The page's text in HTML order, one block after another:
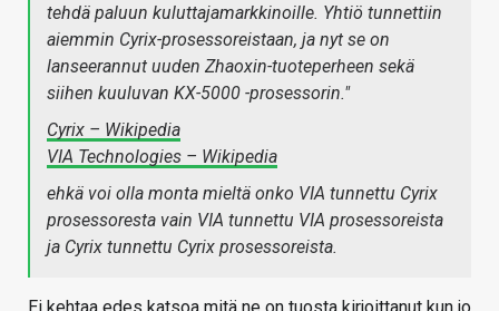
tehdä paluun kuluttajamarkkinoille. Yhtiö tunnettiin
aiemmin Cyrix-prosessoreistaan, ja nyt se on
lanseerannut uuden Zhaoxin-tuoteperheen sekä
siihen kuuluvan KX-5000 -prosessorin."
Cyrix – Wikipedia
VIA Technologies – Wikipedia
ehkä voi olla monta mieltä onko VIA tunnettu Cyrix
prosessoresta vain VIA tunnettu VIA prosessoreista
ja Cyrix tunnettu Cyrix prosessoreista.